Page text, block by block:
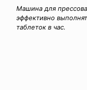
Машина для
эффективно
таблеток в час.